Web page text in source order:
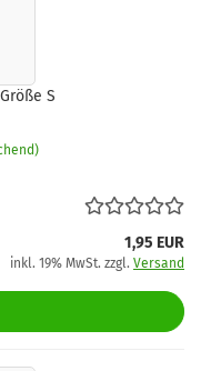
S
1,95 EUR
inkl. 19% MwSt. zzgl. Versand